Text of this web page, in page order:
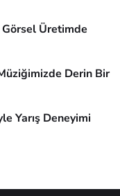
Üretimde
Derin Bir
Yarış Deneyimi